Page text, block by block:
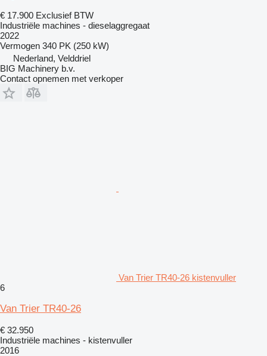
€ 17.900 Exclusief BTW
Industriële machines - dieselaggregaat
2022
Vermogen 340 PK (250 kW)
Nederland, Velddriel
BIG Machinery b.v.
Contact opnemen met verkoper
Van Trier TR40-26 kistenvuller
6
Van Trier TR40-26
€ 32.950
Industriële machines - kistenvuller
2016